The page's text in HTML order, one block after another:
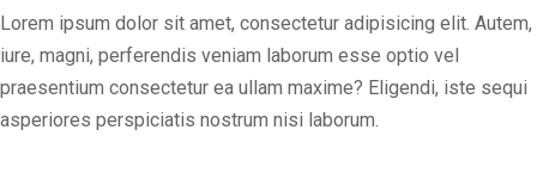
Lorem ipsum dolor sit amet, consectetur adipisicing elit. Autem,
iure, magni, perferendis veniam laborum esse optio vel
praesentium consectetur ea ullam maxime? Eligendi, iste sequi
asperiores perspiciatis nostrum nisi laborum.